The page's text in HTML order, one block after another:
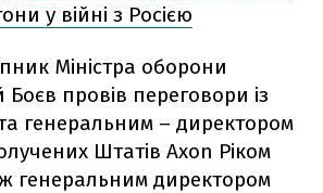
у війні з Росією
Міністра оборони
Боєв провів переговори із
генеральним – директором
Штатів Axon Ріком
генеральним директором